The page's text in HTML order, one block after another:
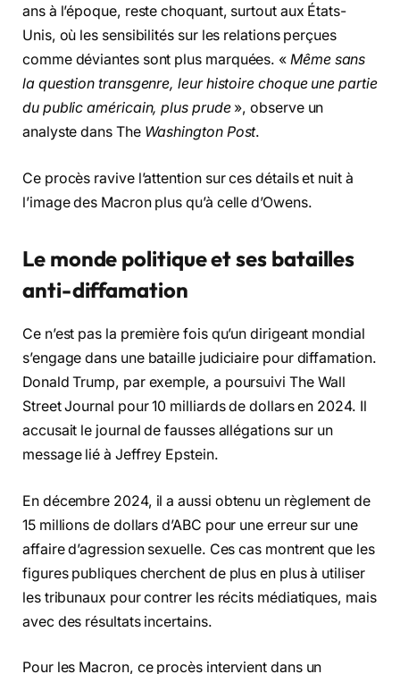
ans à l’époque, reste choquant, surtout aux États-
Unis, où les sensibilités sur les relations perçues
comme déviantes sont plus marquées. « Même sans
la question transgenre, leur histoire choque une partie
du public américain, plus prude», observe un
analyste dans The Washington Post.
Ce procès ravive l’attention sur ces détails et nuit à
l’image des Macron plus qu’à celle d’Owens.
Le monde politique et ses batailles
anti-diffamation
Ce n’est pas la première fois qu’un dirigeant mondial
s’engage dans une bataille judiciaire pour diffamation.
Donald Trump, par exemple, a poursuivi The Wall
Street Journal pour 10 milliards de dollars en 2024. Il
accusait le journal de fausses allégations sur un
message lié à Jeffrey Epstein.
En décembre 2024, il a aussi obtenu un règlement de
15 millions de dollars d’ABC pour une erreur sur une
affaire d’agression sexuelle. Ces cas montrent que les
figures publiques cherchent de plus en plus à utiliser
les tribunaux pour contrer les récits médiatiques, mais
avec des résultats incertains.
Pour les Macron, ce procès intervient dans un